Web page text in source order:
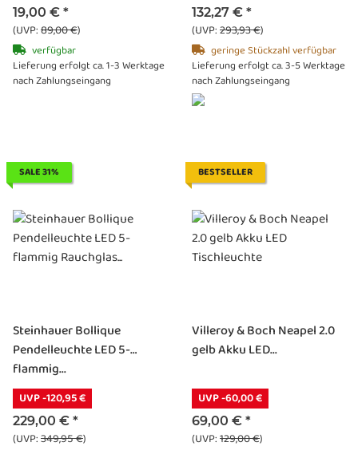
19,00 € *
(UVP:89,00 €)
verfügbar
Lieferung erfolgt ca. 1-3 Werktage
nach Zahlungseingang
132,27 € *
(UVP:293,93 €)
geringe Stückzahl verfügbar
Lieferung erfolgt ca. 3-5 Werktage
nach Zahlungseingang
SALE 31%
Steinhauer Bollique
Pendelleuchte LED 5-
flammig...
UVP -120,95 €
229,00 € *
(UVP:349,95 €)
BESTSELLER
Villeroy & Boch Neapel 2.0
gelb Akku LED...
UVP -60,00 €
69,00 € *
(UVP:129,00 €)